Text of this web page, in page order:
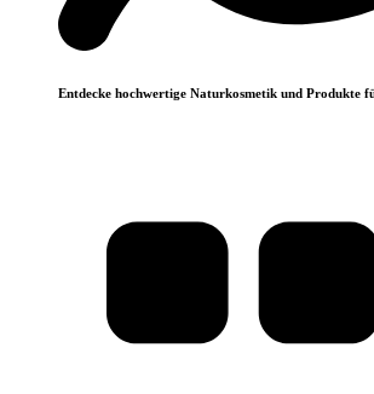
Entdecke hochwertige Naturkosmetik und Produkte